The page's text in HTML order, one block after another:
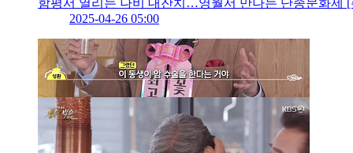
함평서 열리는 나비 대잔치…영월서 만나는 단종문화제
2025-04-26 05:00